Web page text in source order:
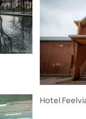
Hotel